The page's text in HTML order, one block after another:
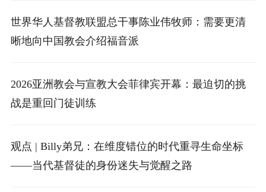
世界华人基督教联盟总干事陈业伟牧师：需要更清
晰地向中国教会介绍福音派
2026亚洲教会与宣教大会菲律宾开幕：最迫切的挑
战是重回门徒训练
观点 | Billy弟兄：在维度错位的时代重寻生命坐标
——当代基督徒的身份迷失与觉醒之路